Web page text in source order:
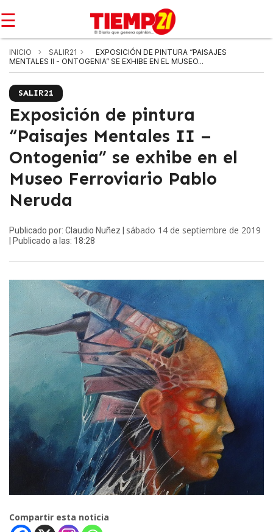
☰
INICIO SALIR21
EXPOSICIÓN DE PINTURA “PAISAJES
MENTALES II - ONTOGENIA” SE EXHIBE EN EL MUSEO...
SALIR21
Exposición de pintura
“Paisajes Mentales II –
Ontogenia” se exhibe en el
Museo Ferroviario Pablo
Neruda
Publicado por: Claudio Nuñez | sábado 14 de septiembre de 2019
| Publicado a las: 18:28
Compartir esta noticia